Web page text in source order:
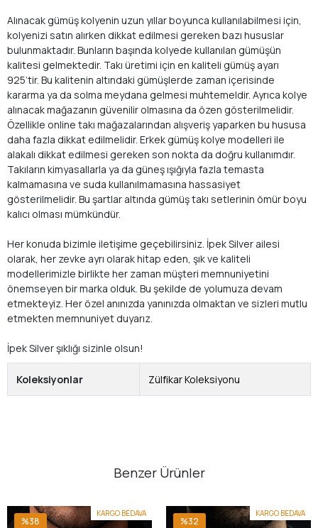
Alınacak gümüş kolyenin uzun yıllar boyunca kullanılabilmesi için,
kolyenizi satın alırken dikkat edilmesi gereken bazı hususlar
bulunmaktadır. Bunların başında kolyede kullanılan gümüşün
kalitesi gelmektedir. Takı üretimi için en kaliteli gümüş ayarı
925’tir. Bu kalitenin altındaki gümüşlerde zaman içerisinde
kararma ya da solma meydana gelmesi muhtemeldir. Ayrıca kolye
alınacak mağazanın güvenilir olmasına da özen gösterilmelidir.
Özellikle online takı mağazalarından alışveriş yaparken bu hususa
daha fazla dikkat edilmelidir. Erkek gümüş kolye modelleri ile
alakalı dikkat edilmesi gereken son nokta da doğru kullanımdır.
Takıların kimyasallarla ya da güneş ışığıyla fazla temasta
kalmamasına ve suda kullanılmamasına hassasiyet
gösterilmelidir. Bu şartlar altında gümüş takı setlerinin ömür boyu
kalıcı olması mümkündür.
Her konuda bizimle iletişime geçebilirsiniz. İpek Silver ailesi
olarak, her zevke ayrı olarak hitap eden, şık ve kaliteli
modellerimizle birlikte her zaman müşteri memnuniyetini
önemseyen bir marka olduk. Bu şekilde de yolumuza devam
etmekteyiz. Her özel anınızda yanınızda olmaktan ve sizleri mutlu
etmekten memnuniyet duyarız.
İpek Silver şıklığı sizinle olsun!
Koleksiyonlar Zülfikar Koleksiyonu
Benzer Ürünler
KARGO BEDAVA
%38
KARGO BEDAVA
%32